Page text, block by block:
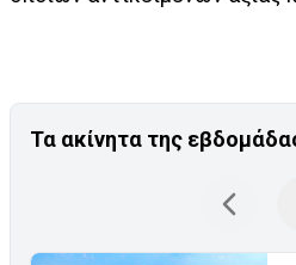
Τα ακίνητα της